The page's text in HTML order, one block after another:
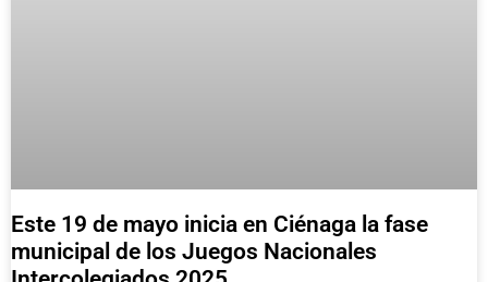
Este 19 de mayo inicia en Ciénaga la fase
municipal de los Juegos Nacionales